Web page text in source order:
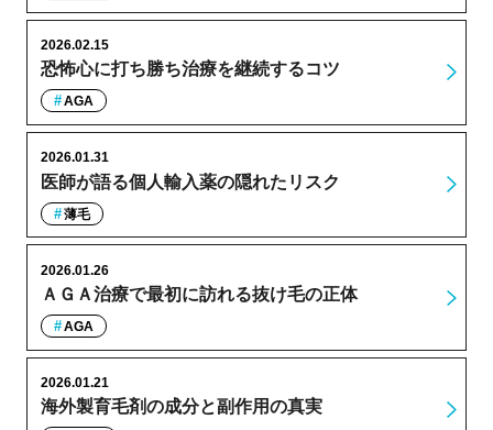
恐怖心に打ち勝ち治療を継続するコツ
2026.02.15
AGA
医師が語る個人輸入薬の隠れたリスク
2026.01.31
薄毛
ＡＧＡ治療で最初に訪れる抜け毛の正体
2026.01.26
AGA
海外製育毛剤の成分と副作用の真実
2026.01.21